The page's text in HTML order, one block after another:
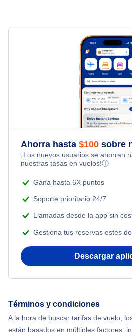
Ahorra hasta $100 sobre
¡Los nuevos usuarios se ahorran
nuestras tasas en vuelos!ⓘ
Gana hasta 6X puntos
Soporte prioritario 24/7
Llamadas desde la app sin
Gestiona tus reservas estés
Descargar
Términos y condiciones
A la hora de buscar tarifas de vuelo,
están basados en múltiples factores,